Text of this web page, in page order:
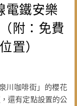
電鐵安樂
附：免費
置）
還有定點設置的公